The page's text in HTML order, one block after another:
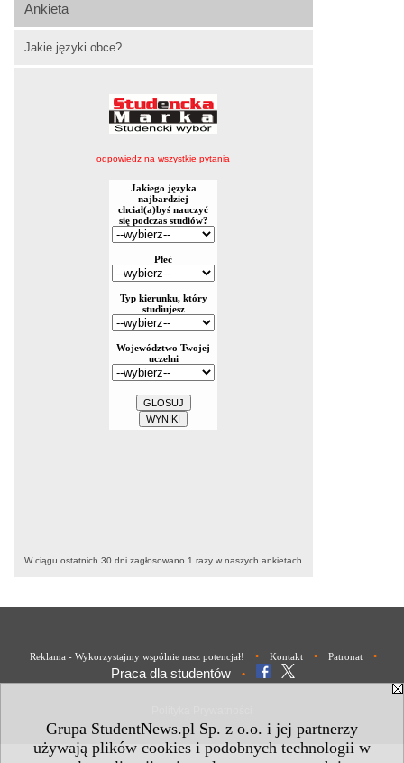
Grupa StudentNews.pl Sp. z o.o. i jej partnerzy
używają plików cookies i podobnych technologii w
Ankieta
Jakie języki obce?
odpowiedz na wszystkie pytania
W ciągu ostatnich 30 dni zagłosowano 1 razy w naszych ankietach
Reklama - Wykorzystajmy wspólnie nasz potencjał! • Kontakt • Patronat •
Praca dla studentów •